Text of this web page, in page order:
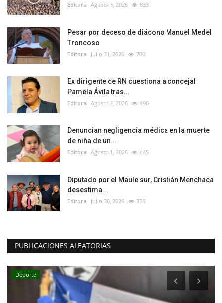
Editora Agosto 5, 2026 833
Pesar por deceso de diácono Manuel Medel
Troncoso
Editora Julio 31, 2026 700
Ex dirigente de RN cuestiona a concejal
Pamela Ávila tras...
Editora Agosto 2, 2026 490
Denuncian negligencia médica en la muerte
de niña de un...
Editora Agosto 1, 2026 445
Diputado por el Maule sur, Cristián Menchaca
desestima...
Editora Julio 30, 2026 356
PUBLICACIONES ALEATORIAS
Deporte